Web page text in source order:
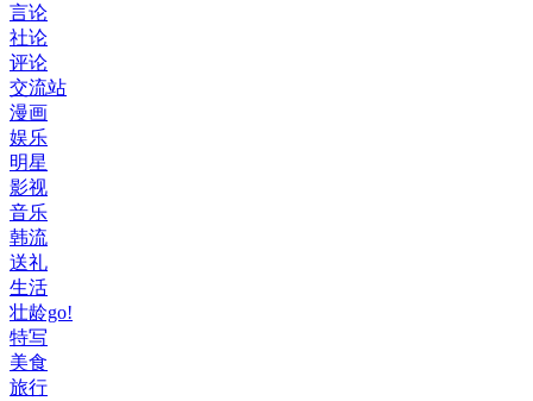
言论
社论
评论
交流站
漫画
娱乐
明星
影视
音乐
韩流
送礼
生活
壮龄go!
特写
美食
旅行